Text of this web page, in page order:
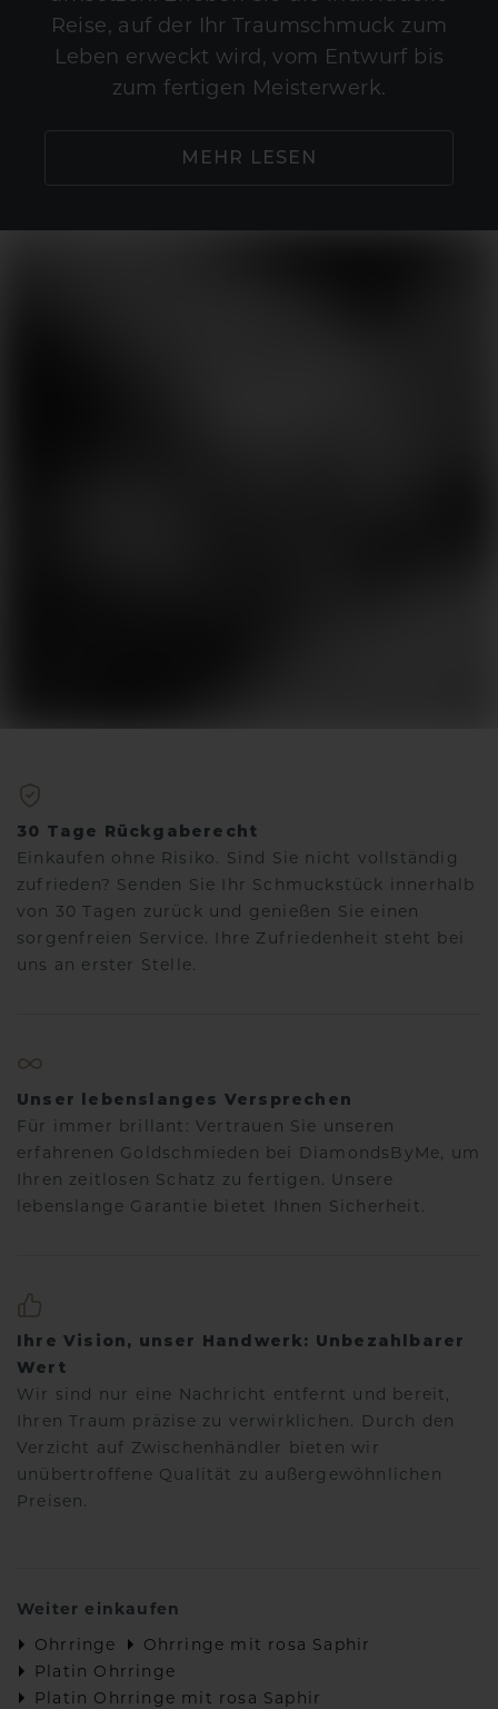
Reise, auf der Ihr Traumschmuck zum
Leben erweckt wird, vom Entwurf bis
zum fertigen Meisterwerk.
MEHR LESEN
30 Tage Rückgaberecht
Einkaufen ohne Risiko. Sind Sie nicht vollständig
zufrieden? Senden Sie Ihr Schmuckstück innerhalb
von 30 Tagen zurück und genießen Sie einen
sorgenfreien Service. Ihre Zufriedenheit steht bei
uns an erster Stelle.
Unser lebenslanges Versprechen
Für immer brillant: Vertrauen Sie unseren
erfahrenen Goldschmieden bei DiamondsByMe, um
Ihren zeitlosen Schatz zu fertigen. Unsere
lebenslange Garantie bietet Ihnen Sicherheit.
Ihre Vision, unser Handwerk: Unbezahlbarer
Wert
Wir sind nur eine Nachricht entfernt und bereit,
Ihren Traum präzise zu verwirklichen. Durch den
Verzicht auf Zwischenhändler bieten wir
unübertroffene Qualität zu außergewöhnlichen
Preisen.
Weiter einkaufen
Ohrringe
Ohrringe mit rosa Saphir
Platin Ohrringe
Platin Ohrringe mit rosa Saphir